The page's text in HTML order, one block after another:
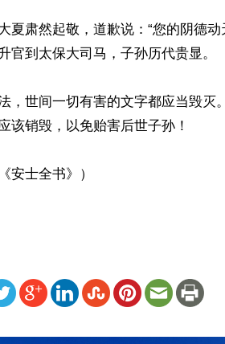
夏肃然起敬，道歉说：“您的阴德
官到太保大司马，子孙历代贵显。
，世间一切有害的文字都应当毁灭
该销毁，以免贻害后世子孙！
安士全书》）